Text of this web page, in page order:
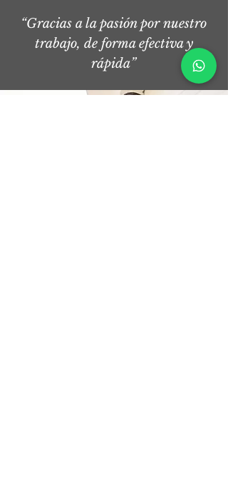
“Gracias a la pasión por nuestro
trabajo, de forma efectiva y
rápida”